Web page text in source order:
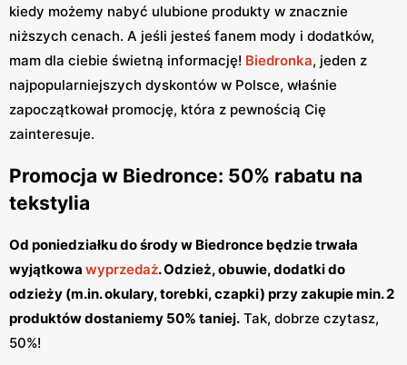
kiedy możemy nabyć ulubione produkty w znacznie
niższych cenach. A jeśli jesteś fanem mody i dodatków,
mam dla ciebie świetną informację! Biedronka, jeden z
najpopularniejszych dyskontów w Polsce, właśnie
zapoczątkował promocję, która z pewnością Cię
zainteresuje.
Promocja w Biedronce: 50% rabatu na
tekstylia
Od poniedziałku do środy w Biedronce będzie trwała
wyjątkowa wyprzedaż. Odzież, obuwie, dodatki do
odzieży (m.in. okulary, torebki, czapki) przy zakupie min. 2
produktów dostaniemy 50% taniej. Tak, dobrze czytasz,
50%!